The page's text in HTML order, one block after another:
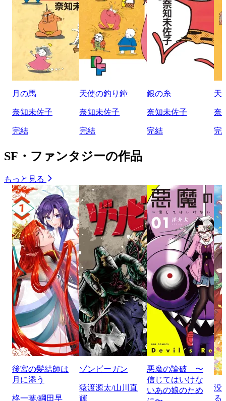
月の馬
奈知未佐子
完結
天使の釣り鐘
奈知未佐子
完結
銀の糸
奈知未佐子
完結
天
奈
完
SF・ファンタジーの作品
もっと見る
後宮の髪結師は
月に添う
柊一葉/綱田早
ゾンビーガン
猿渡源太/山川直
輝
悪魔の論破 〜
信じてはいけな
いあの娘のため
没
る